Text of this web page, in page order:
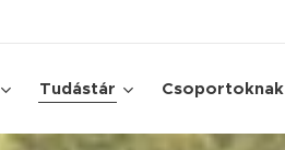
Tudástár Csoportoknak